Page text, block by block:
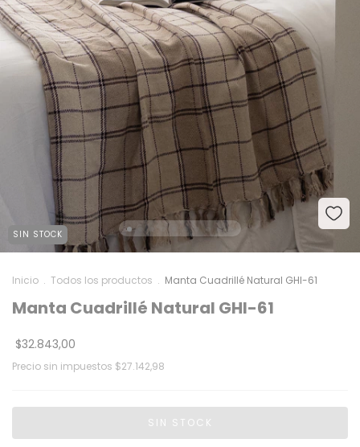
SIN STOCK
Inicio . Todos los productos . Manta Cuadrillé Natural GHI-61
Manta Cuadrillé Natural GHI-61
$32.843,00
Precio sin impuestos $27.142,98